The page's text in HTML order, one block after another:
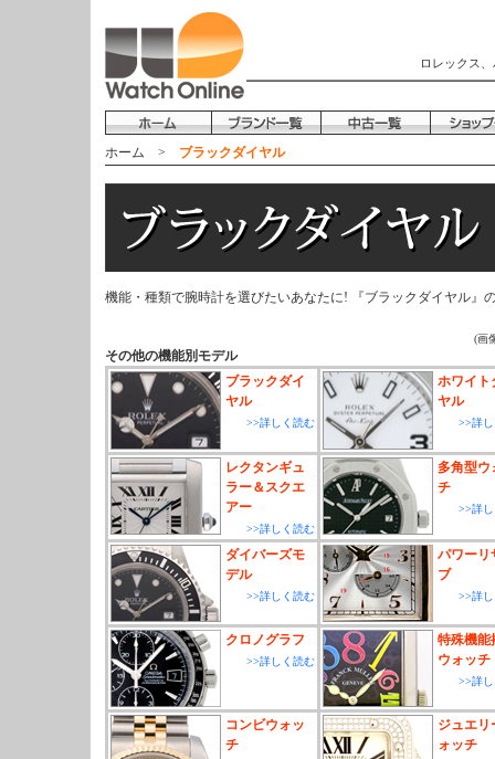
ロレックス
ホーム > ブラックダイヤル
機能・種類で腕時計を選びたいあなたに! 『ブラックダイヤル』
(画
その他の機能別モデル
ブラックダイ
ヤル
>>詳しく読む
ホワイト
ヤル
>>詳
レクタンギュ
ラー＆スクエ
アー
>>詳しく読む
多角型ウ
チ
>>詳
ダイバーズモ
デル
>>詳しく読む
パワーリ
ブ
>>詳
クロノグラフ
>>詳しく読む
特殊機能
ウォッチ
>>詳
コンビウォッ
チ
ジュエリ
ォッチ